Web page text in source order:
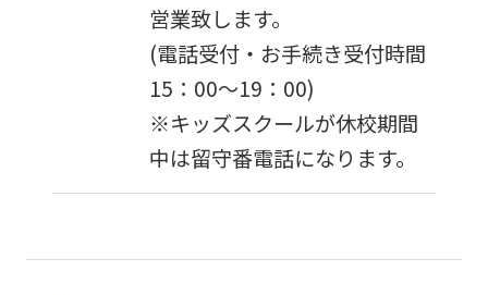
営業致します。
(電話受付・お手続き受付時間
15：00〜19：00)
※キッズスクールが休校期間
中は留守番電話になります。